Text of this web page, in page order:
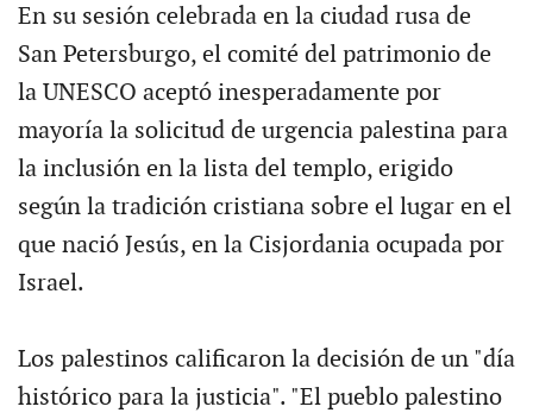
En su sesión celebrada en la ciudad rusa de
San Petersburgo, el comité del patrimonio de
la UNESCO aceptó inesperadamente por
mayoría la solicitud de urgencia palestina para
la inclusión en la lista del templo, erigido
según la tradición cristiana sobre el lugar en el
que nació Jesús, en la Cisjordania ocupada por
Israel.
Los palestinos calificaron la decisión de un "día
histórico para la justicia". "El pueblo palestino